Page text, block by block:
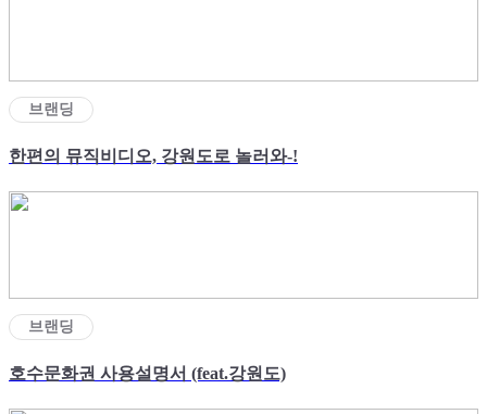
브랜딩
한편의 뮤직비디오, 강원도로 놀러와-!
브랜딩
호수문화권 사용설명서 (feat.강원도)